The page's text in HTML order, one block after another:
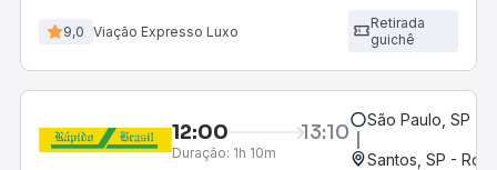
9,0 Viação Expresso Luxo
Retirada
guichê
12:00 13:10
Duração: 1h 10m
São Paulo, SP -
Santos, SP -